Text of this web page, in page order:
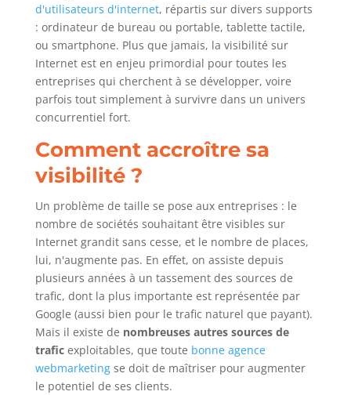
d'utilisateurs d'internet, répartis sur divers supports
: ordinateur de bureau ou portable, tablette tactile,
ou smartphone. Plus que jamais, la visibilité sur
Internet est en enjeu primordial pour toutes les
entreprises qui cherchent à se développer, voire
parfois tout simplement à survivre dans un univers
concurrentiel fort.
Comment accroître sa
visibilité ?
Un problème de taille se pose aux entreprises : le
nombre de sociétés souhaitant être visibles sur
Internet grandit sans cesse, et le nombre de places,
lui, n'augmente pas. En effet, on assiste depuis
plusieurs années à un tassement des sources de
trafic, dont la plus importante est représentée par
Google (aussi bien pour le trafic naturel que payant).
Mais il existe de nombreuses autres sources de
traficexploitables, que toute bonne agence
webmarketingse doit de maîtriser pour augmenter
le potentiel de ses clients.